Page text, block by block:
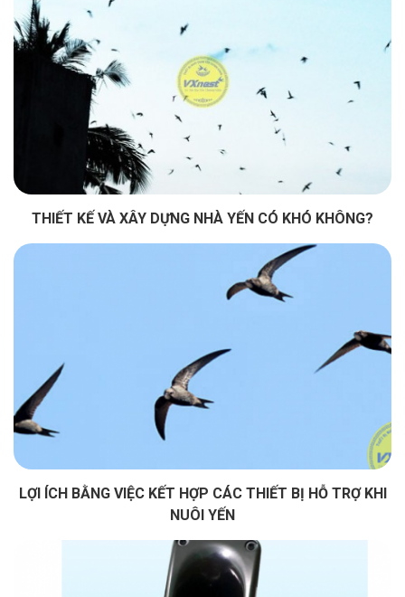
THIẾT KẾ VÀ XÂY DỰNG NHÀ YẾN CÓ KHÓ KHÔNG?
LỢI ÍCH BẰNG VIỆC KẾT HỢP CÁC THIẾT BỊ HỖ TRỢ KHI
NUÔI YẾN